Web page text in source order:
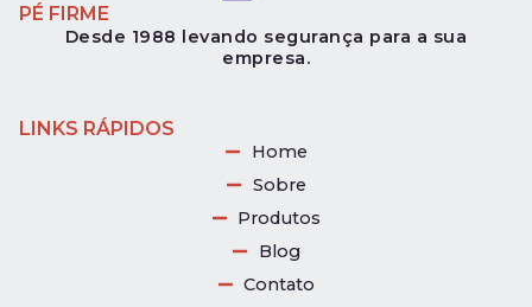
PÉ FIRME
Desde 1988 levando segurança para a sua
empresa.
LINKS RÁPIDOS
Home
Sobre
Produtos
Blog
Contato